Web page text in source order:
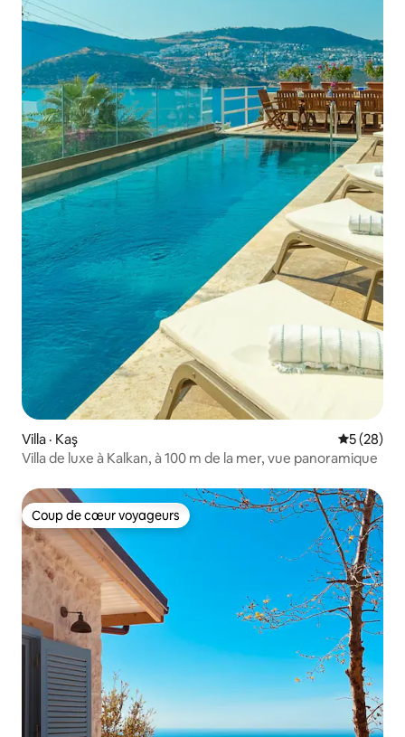
Villa · Kaş Note
5 (28)
Villa de luxe à Kalkan, à 100 m de la mer, vue panoramique
Coup de cœur voyageurs
Coup de cœur voyageurs